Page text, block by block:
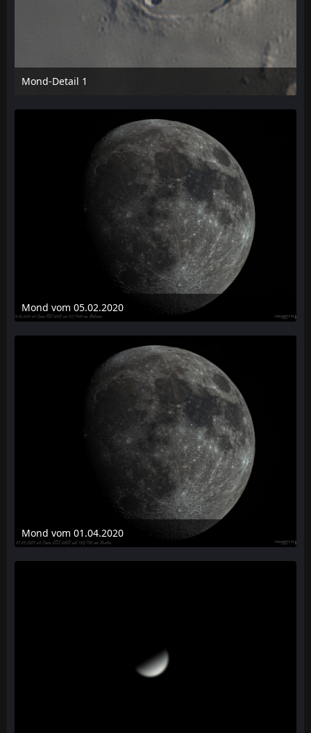
Mond-Detail 1
Mond vom 05.02.2020
11. April 2020 um 17:19
Mond vom 01.04.2020
11. April 2020 um 16:23